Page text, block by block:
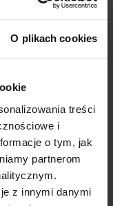
O plikach cookies
treści
i
o tym, jak
partnerom
z innymi danymi